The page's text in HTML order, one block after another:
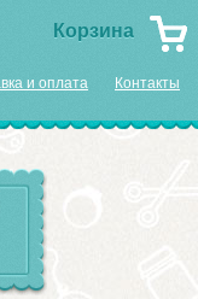
Корзина
и оплата Контакты